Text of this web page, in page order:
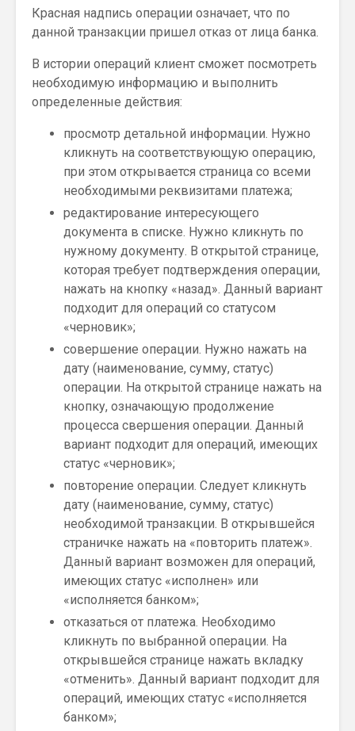
Красная надпись операции означает, что по
данной транзакции пришел отказ от лица банка.
В истории операций клиент сможет посмотреть
необходимую информацию и выполнить
определенные действия:
просмотр детальной информации. Нужно
кликнуть на соответствующую операцию,
при этом открывается страница со всеми
необходимыми реквизитами платежа;
редактирование интересующего
документа в списке. Нужно кликнуть по
нужному документу. В открытой странице,
которая требует подтверждения операции,
нажать на кнопку «назад». Данный вариант
подходит для операций со статусом
«черновик»;
совершение операции. Нужно нажать на
дату (наименование, сумму, статус)
операции. На открытой странице нажать на
кнопку, означающую продолжение
процесса свершения операции. Данный
вариант подходит для операций, имеющих
статус «черновик»;
повторение операции. Следует кликнуть
дату (наименование, сумму, статус)
необходимой транзакции. В открывшейся
страничке нажать на «повторить платеж».
Данный вариант возможен для операций,
имеющих статус «исполнен» или
«исполняется банком»;
отказаться от платежа. Необходимо
кликнуть по выбранной операции. На
открывшейся странице нажать вкладку
«отменить». Данный вариант подходит для
операций, имеющих статус «исполняется
банком»;